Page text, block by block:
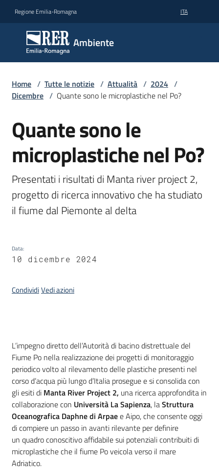
Regione Emilia-Romagna ITA
Ambiente
Ambiente
Servizi
Leggi
Atti
Bandi
Progetti
Seguici
Home / Tutte le notizie / Attualità / 2024 /
Dicembre / Quante sono le microplastiche nel Po?
Salta al contenuto
Quante sono le
microplastiche nel Po?
Presentati i risultati di Manta river project 2,
progetto di ricerca innovativo che ha studiato
il fiume dal Piemonte al delta
Data:
10 dicembre 2024
CondividiVedi azioni
Introduzione
L’impegno diretto dell’Autorità di bacino distrettuale del
Fiume Po nella realizzazione dei progetti di monitoraggio
periodico volto al rilevamento delle plastiche presenti nel
corso d’acqua più lungo d’Italia prosegue e si consolida con
gli esiti di Manta River Project 2, una ricerca approfondita in
collaborazione con Università La Sapienza, laStruttura
Oceanografica Daphne di Arpaee Aipo, che consente oggi
di compiere un passo in avanti rilevante per definire
un quadro conoscitivo affidabile sui potenziali contribuiti di
microplastiche che il fiume Po veicola verso il mare
Adriatico.